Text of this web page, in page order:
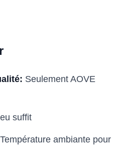
Seulement AOVE
suffit
Température ambiante pour